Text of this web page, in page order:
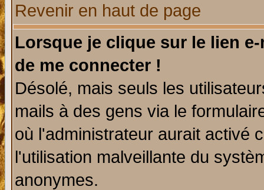
Revenir en haut de page
Lorsque je clique sur le lien
de me connecter !
Désolé, mais seuls les
mails à des gens via le
où l'administrateur aurait activé
l'utilisation malveillante du
anonymes.